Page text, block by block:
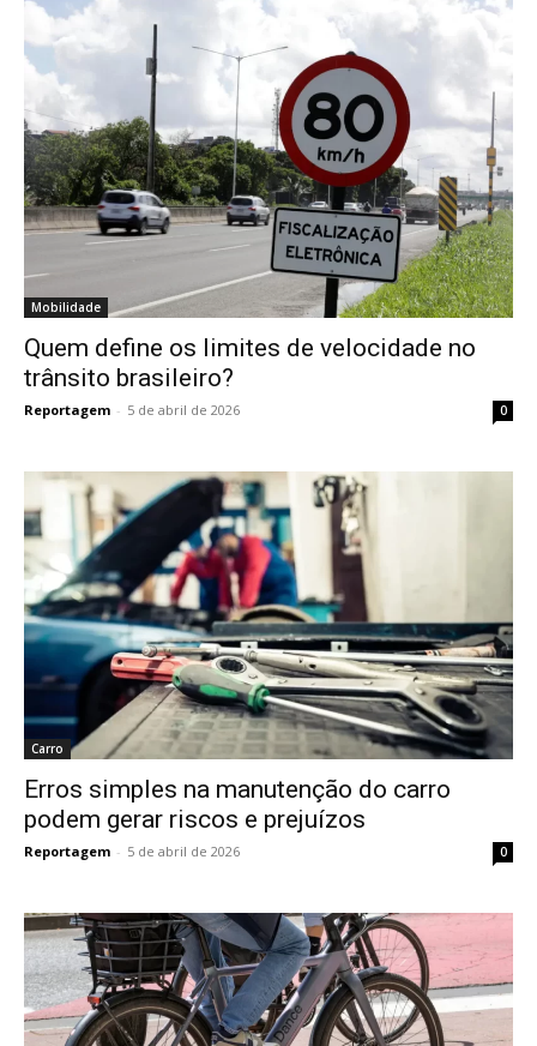
Mobilidade
Quem define os limites de velocidade no
trânsito brasileiro?
Reportagem - 5 de abril de 2026 0
Carro
Erros simples na manutenção do carro
podem gerar riscos e prejuízos
Reportagem - 5 de abril de 2026 0